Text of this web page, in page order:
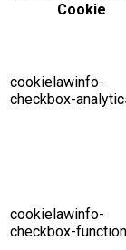
Cookie
cookielawinfo-
checkbox-
cookielawinfo-
checkbox-